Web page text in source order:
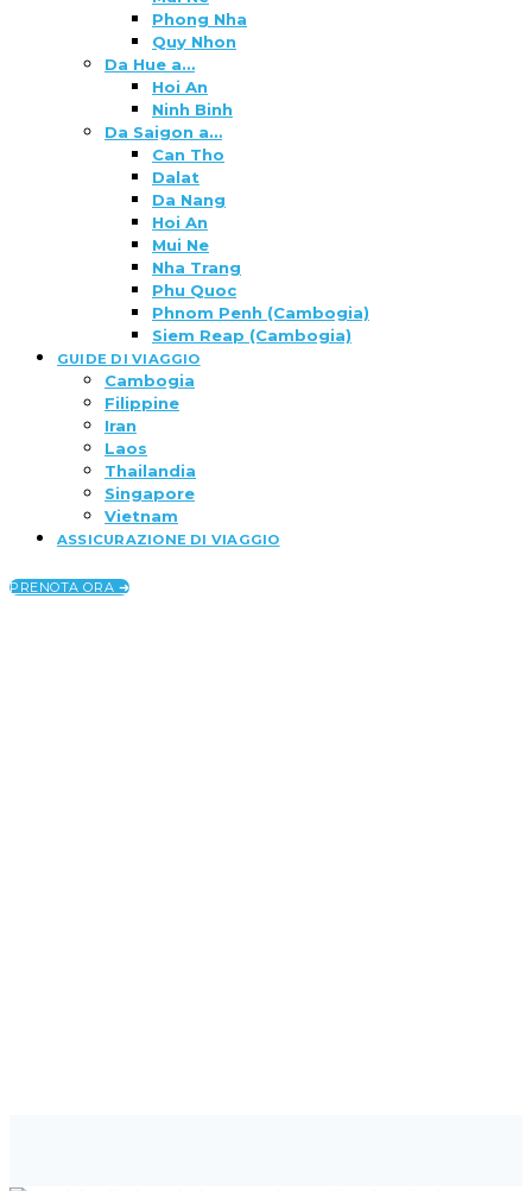
Phong Nha
Quy Nhon
Da Hue a…
Hoi An
Ninh Binh
Da Saigon a…
Can Tho
Dalat
Da Nang
Hoi An
Mui Ne
Nha Trang
Phu Quoc
Phnom Penh (Cambogia)
Siem Reap (Cambogia)
GUIDE DI VIAGGIO
Cambogia
Filippine
Iran
Laos
Thailandia
Singapore
Vietnam
ASSICURAZIONE DI VIAGGIO
PRENOTA ORA ➜